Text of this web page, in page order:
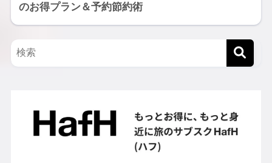
のお得プラン＆予約節約術